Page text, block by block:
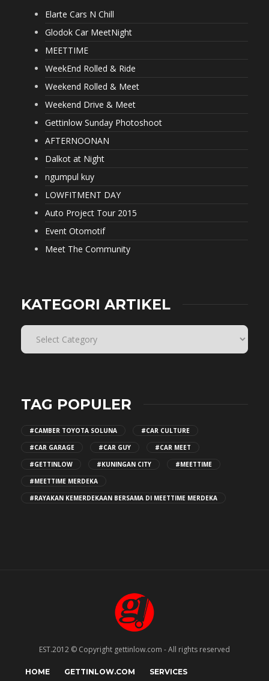
Elarte Cars N Chill
Glodok Car MeetNight
MEETTIME
WeekEnd Rolled & Ride
Weekend Rolled & Meet
Weekend Drive & Meet
Gettinlow Sunday Photoshoot
AFTERNOONAN
Dalkot at Night
ngumpul kuy
LOWFITMENT DAY
Auto Project Tour 2015
Event Otomotif
Meet The Community
KATEGORI ARTIKEL
TAG POPULER
#CAMBER TOYOTA SOLUNA
#CAR CULTURE
#CAR GARAGE
#CAR GUY
#CAR MEET
#GETTINLOW
#KUNINGAN CITY
#MEETTIME
#MEETTIME MERDEKA
#RAYAKAN KEMERDEKAAN BERSAMA DI MEETTIME MERDEKA
EST.2012 © Copyright gettinlow.com - All rights reserved
HOME GETTINLOW.COM SERVICES